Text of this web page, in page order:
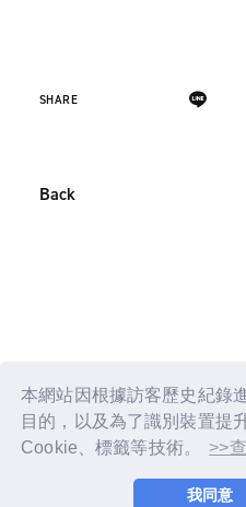
本網站因根據訪客歷史紀錄
目的，以及為了識別裝置提
Cookie、標籤等技術。
>>
我同意
SHARE
Back